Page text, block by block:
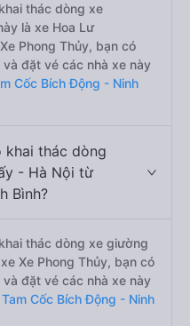
thác dòng xe
là xe Hoa Lư
Phong Thủy, bạn có
đặt vé các nhà xe này
Cốc Bích Động - Ninh
khai thác dòng
- Hà Nội từ
Bình?
thác dòng xe giường
Xe Phong Thủy, bạn có
đặt vé các nhà xe này
Cốc Bích Động - Ninh